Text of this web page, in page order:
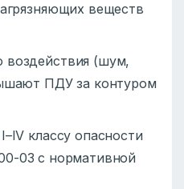
веществ
воздействия (шум,
ПДУ за контуром
классу опасности
03 с нормативной